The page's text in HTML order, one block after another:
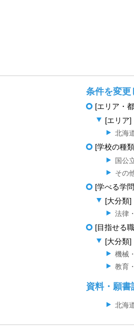
条件を変更
[エリア・
[エリア]
北海
[学校の種
国公
その
[学べる学
[大分類]
法律
[目指せる
[大分類]
機械
教育
資料・願書
北海